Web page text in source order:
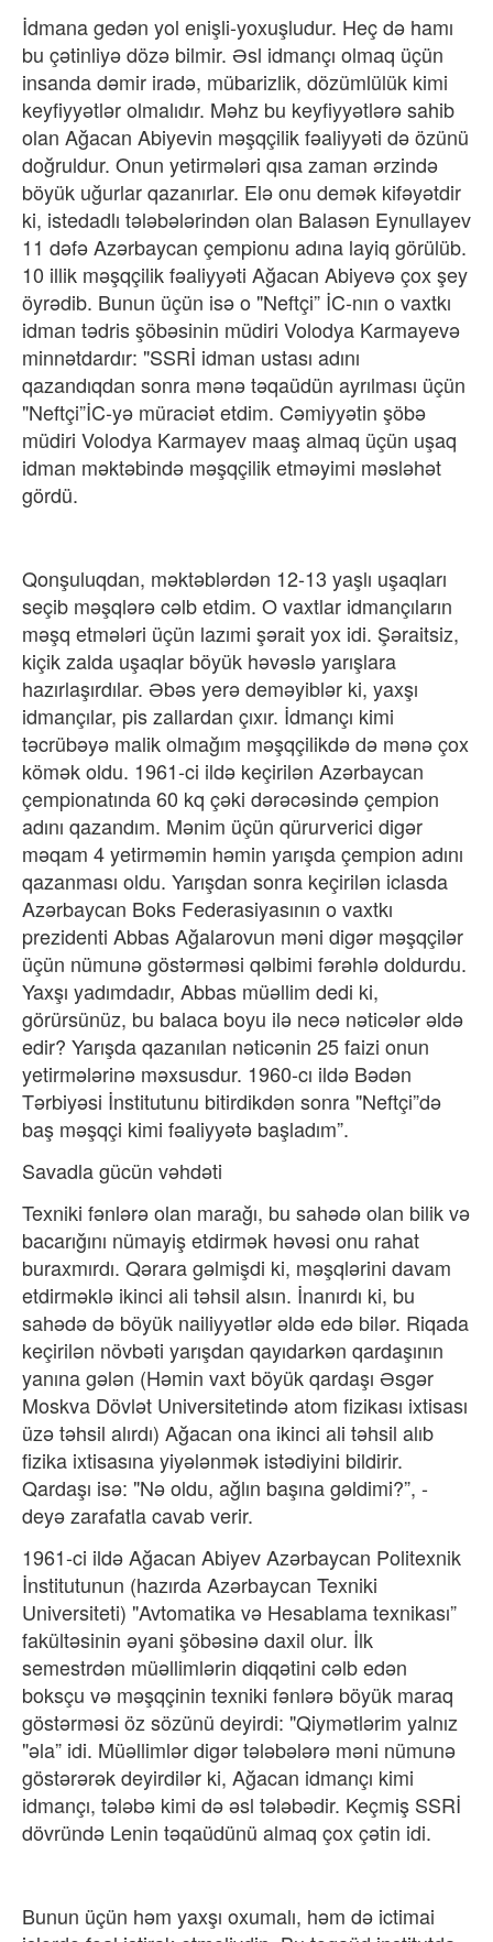
İdmana gedən yol enişli-yoxuşludur. Heç də hamı
bu çətinliyə dözə bilmir. Əsl idmançı olmaq üçün
insanda dəmir iradə, mübarizlik, dözümlülük kimi
keyfiyyətlər olmalıdır. Məhz bu keyfiyyətlərə sahib
olan Ağacan Abiyevin məşqçilik fəaliyyəti də özünü
doğruldur. Onun yetirmələri qısa zaman ərzində
böyük uğurlar qazanırlar. Elə onu demək kifəyətdir
ki, istedadlı tələbələrindən olan Balasən Eynullayev
11 dəfə Azərbaycan çempionu adına layiq görülüb.
10 illik məşqçilik fəaliyyəti Ağacan Abiyevə çox şey
öyrədib. Bunun üçün isə o "Neftçi” İC-nın o vaxtkı
idman tədris şöbəsinin müdiri Volodya Karmayevə
minnətdardır: "SSRİ idman ustası adını
qazandıqdan sonra mənə təqaüdün ayrılması üçün
"Neftçi”İC-yə müraciət etdim. Cəmiyyətin şöbə
müdiri Volodya Karmayev maaş almaq üçün uşaq
idman məktəbində məşqçilik etməyimi məsləhət
gördü.
Qonşuluqdan, məktəblərdən 12-13 yaşlı uşaqları
seçib məşqlərə cəlb etdim. O vaxtlar idmançıların
məşq etmələri üçün lazımi şərait yox idi. Şəraitsiz,
kiçik zalda uşaqlar böyük həvəslə yarışlara
hazırlaşırdılar. Əbəs yerə deməyiblər ki, yaxşı
idmançılar, pis zallardan çıxır. İdmançı kimi
təcrübəyə malik olmağım məşqçilikdə də mənə çox
kömək oldu. 1961-ci ildə keçirilən Azərbaycan
çempionatında 60 kq çəki dərəcəsində çempion
adını qazandım. Mənim üçün qürurverici digər
məqam 4 yetirməmin həmin yarışda çempion adını
qazanması oldu. Yarışdan sonra keçirilən iclasda
Azərbaycan Boks Federasiyasının o vaxtkı
prezidenti Abbas Ağalarovun məni digər məşqçilər
üçün nümunə göstərməsi qəlbimi fərəhlə doldurdu.
Yaxşı yadımdadır, Abbas müəllim dedi ki,
görürsünüz, bu balaca boyu ilə necə nəticələr əldə
edir? Yarışda qazanılan nəticənin 25 faizi onun
yetirmələrinə məxsusdur. 1960-cı ildə Bədən
Tərbiyəsi İnstitutunu bitirdikdən sonra "Neftçi”də
baş məşqçi kimi fəaliyyətə başladım”.
Savadla gücün vəhdəti
Texniki fənlərə olan marağı, bu sahədə olan bilik və
bacarığını nümayiş etdirmək həvəsi onu rahat
buraxmırdı. Qərara gəlmişdi ki, məşqlərini davam
etdirməklə ikinci ali təhsil alsın. İnanırdı ki, bu
sahədə də böyük nailiyyətlər əldə edə bilər. Riqada
keçirilən növbəti yarışdan qayıdarkən qardaşının
yanına gələn (Həmin vaxt böyük qardaşı Əsgər
Moskva Dövlət Universitetində atom fizikası ixtisası
üzə təhsil alırdı) Ağacan ona ikinci ali təhsil alıb
fizika ixtisasına yiyələnmək istədiyini bildirir.
Qardaşı isə: "Nə oldu, ağlın başına gəldimi?”, -
deyə zarafatla cavab verir.
1961-ci ildə Ağacan Abiyev Azərbaycan Politexnik
İnstitutunun (hazırda Azərbaycan Texniki
Universiteti) "Avtomatika və Hesablama texnikası”
fakültəsinin əyani şöbəsinə daxil olur. İlk
semestrdən müəllimlərin diqqətini cəlb edən
boksçu və məşqçinin texniki fənlərə böyük maraq
göstərməsi öz sözünü deyirdi: "Qiymətlərim yalnız
"əla” idi. Müəllimlər digər tələbələrə məni nümunə
göstərərək deyirdilər ki, Ağacan idmançı kimi
idmançı, tələbə kimi də əsl tələbədir. Keçmiş SSRİ
dövründə Lenin təqaüdünü almaq çox çətin idi.
Bunun üçün həm yaxşı oxumalı, həm də ictimai